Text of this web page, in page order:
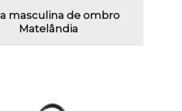
masculina de ombro
Matelândia